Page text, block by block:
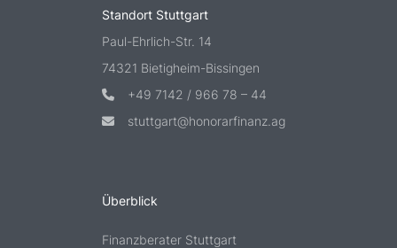
Standort Stuttgart
Paul-Ehrlich-Str. 14
74321 Bietigheim-Bissingen
+49 7142 / 966 78 – 44
stuttgart@honorarfinanz.ag
Überblick
Finanzberater Stuttgart